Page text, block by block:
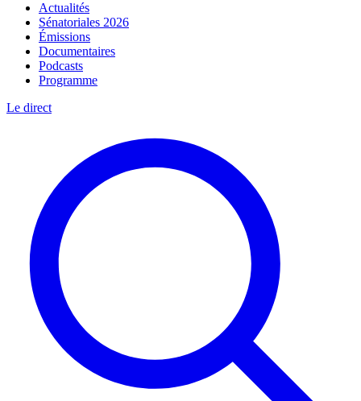
Actualités
Sénatoriales 2026
Émissions
Documentaires
Podcasts
Programme
Le direct